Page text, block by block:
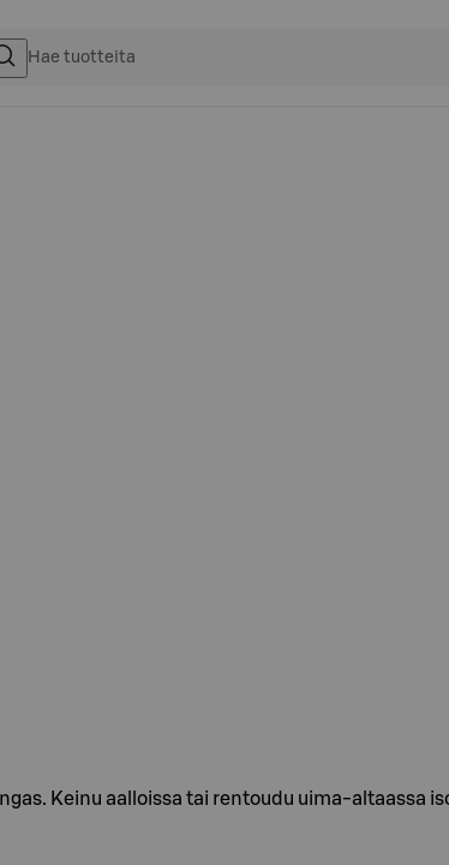
Keinu aalloissa tai rentoudu uima-altaassa